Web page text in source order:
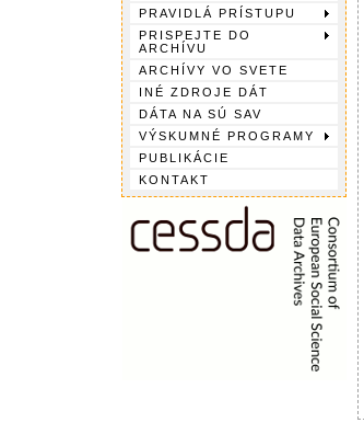
PRAVIDLÁ PRÍSTUPU
PRISPEJTE DO
ARCHÍVU
ARCHÍVY VO SVETE
INÉ ZDROJE DÁT
DÁTA NA SÚ SAV
VÝSKUMNÉ PROGRAMY
PUBLIKÁCIE
KONTAKT